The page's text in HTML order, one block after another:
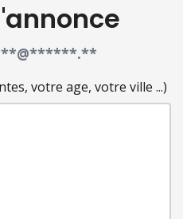
votre age, votre ville ...)